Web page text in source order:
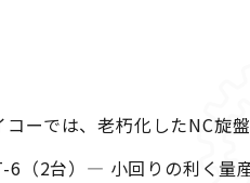
ーでは、老朽化したNC旋
6（2台）― 小回りの利く量